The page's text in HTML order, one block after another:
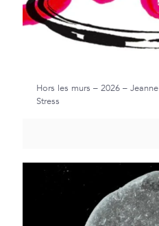
Hors les murs – 2026 –
Stress